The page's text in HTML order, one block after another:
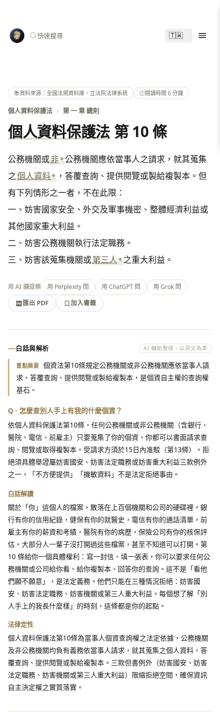
快速搜尋 🇹🇼
📚資料來源：全國法規資料庫、立法院法律系統 🕑閱讀時間 6 分鐘
個人資料保護法 › 第 一 章 總則
個人資料保護法第 10 條
公務機關或非 公務機關應依當事人之請求，就其蒐集
之個人資料
，答覆查詢、提供閱覽或製給複製本。但
有下列情形之一者，不在此限：
一、妨害國家安全、外交及軍事機密、整體經濟利益或
其他國家重大利益。
二、妨害公務機關執行法定職務。
三、妨害該蒐集機關或第三人 之重大利益。
用 AI 讀這條 用 Perplexity 問 用 ChatGPT 問
用 Grok 問
匯出 PDF
加入書籤
匯出 PDF
加入書籤
白話與解析 AI 輔助整理，以原文為準
重點摘要 個資法第10條規定公務機關或非公務機關應依當事人請
求，答覆查詢、提供閱覽或製給複製本，是個資自主權的查詢權
基石。
Q · 怎麼查別人手上有我的什麼個資？
依個人資料保護法第10條，任何公務機關或非公務機關（含銀行、
醫院、電信、前雇主）只要蒐集了你的個資，你都可以書面請求查
詢、閱覽或取得複製本。受請求方須於15日內准駁（第13條）。拒
絕須具體舉證屬妨害國安、妨害法定職務或妨害重大利益三款例外
之一，「不方便提供」「機敏資料」不是法定拒絕事由。
白話解讀
關於「你」這個人的檔案，散落在上百個機關和公司的硬碟裡。銀
行有你的信用紀錄，健保有你的就醫史，電信有你的通話清單，前
雇主有你的薪資和考績，醫院有你的病歷，保險公司有你的核保評
估。大部分人一輩子沒打開過這些檔案，甚至不知道可以打開。第
10 條給你一個具體權利：寫一封信、填一張表，你可以要求任何公
務機關或公司給你看、給你複製本、回答你的查詢。這不是「看他
們願不願意」，是法定義務。他們只能在三種情況拒絕：妨害國
安、妨害法定職務、妨害機關或第三人重大利益。每個想了解「別
人手上的我長什麼樣」的時刻，這條都是你的起點。
法律定性
個人資料保護法第10條為當事人個資查詢權之法定依據，公務機關
及非公務機關均負有義務依當事人請求，就其蒐集之個人資料，答
覆查詢、提供閱覽或製給複製本。三款但書例外（妨害國安、妨害
法定職務、妨害機關或第三人重大利益）限縮拒絕空間，確保資訊
自主決定權之實質落實。